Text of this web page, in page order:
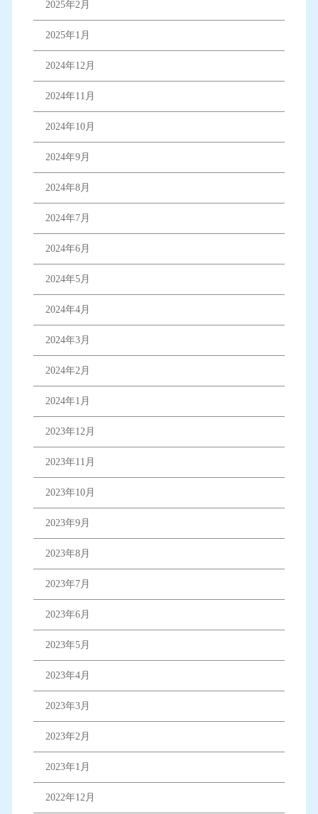
2025年2月
2025年1月
2024年12月
2024年11月
2024年10月
2024年9月
2024年8月
2024年7月
2024年6月
2024年5月
2024年4月
2024年3月
2024年2月
2024年1月
2023年12月
2023年11月
2023年10月
2023年9月
2023年8月
2023年7月
2023年6月
2023年5月
2023年4月
2023年3月
2023年2月
2023年1月
2022年12月